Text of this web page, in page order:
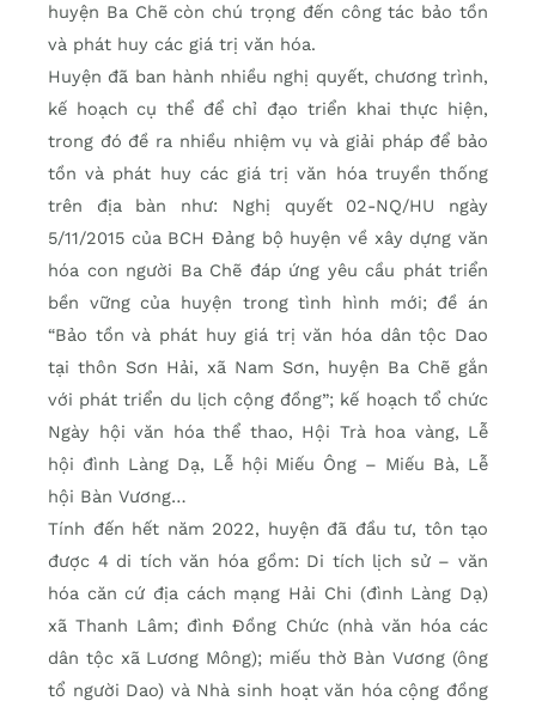
huyện Ba Chẽ còn chú trọng đến công tác bảo tồn
và phát huy các giá trị văn hóa.
Huyện đã ban hành nhiều nghị quyết, chương trình,
kế hoạch cụ thể để chỉ đạo triển khai thực hiện,
trong đó đề ra nhiều nhiệm vụ và giải pháp để bảo
tồn và phát huy các giá trị văn hóa truyền thống
trên địa bàn như: Nghị quyết 02-NQ/HU ngày
5/11/2015 của BCH Đảng bộ huyện về xây dựng văn
hóa con người Ba Chẽ đáp ứng yêu cầu phát triển
bền vững của huyện trong tình hình mới; đề án
“Bảo tồn và phát huy giá trị văn hóa dân tộc Dao
tại thôn Sơn Hải, xã Nam Sơn, huyện Ba Chẽ gắn
với phát triển du lịch cộng đồng”; kế hoạch tổ chức
Ngày hội văn hóa thể thao, Hội Trà hoa vàng, Lễ
hội đình Làng Dạ, Lễ hội Miếu Ông – Miếu Bà, Lễ
hội Bàn Vương…
Tính đến hết năm 2022, huyện đã đầu tư, tôn tạo
được 4 di tích văn hóa gồm: Di tích lịch sử – văn
hóa căn cứ địa cách mạng Hải Chi (đình Làng Dạ)
xã Thanh Lâm; đình Đồng Chức (nhà văn hóa các
dân tộc xã Lương Mông); miếu thờ Bàn Vương (ông
tổ người Dao) và Nhà sinh hoạt văn hóa cộng đồng